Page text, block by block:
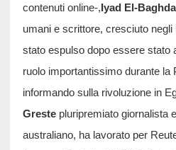
contenuti online-, Iyad El-
umani e scrittore, cresciuto
stato espulso dopo essere stato
ruolo importantissimo durante la
informando sulla rivoluzione in
Greste pluripremiato giornalista
australiano, ha lavorato per